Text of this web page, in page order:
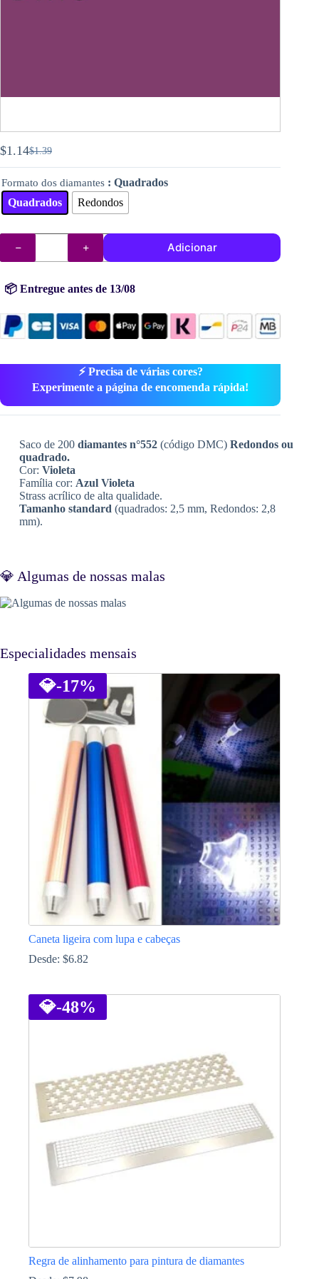
$1.39
O
preço
original
era:
$1.39.
$1.14O
preço
atual
é:
$1.14.
Formato dos diamantes : Quadrados
Quadrados
Redondos
Quantidade
DMC
(contas)
552
Adicionar
📦 Entregue antes de 13/08
⚡ Precisa de várias cores?
Experimente a página de encomenda rápida!
Saco de 200 diamantes n°552(código DMC) Redondos ou
quadrado.
Cor: Violeta
Família cor: Azul Violeta
Strass acrílico de alta qualidade.
Tamanho standard (quadrados: 2,5 mm, Redondos: 2,8
mm).
💎 Algumas de nossas malas
Especialidades mensais
💎-17%
Caneta ligeira com lupa e cabeças
Desde: $6.82
product
has
multiple
be
chosen
on
the
page
💎-48%
Regra de alinhamento para pintura de diamantes